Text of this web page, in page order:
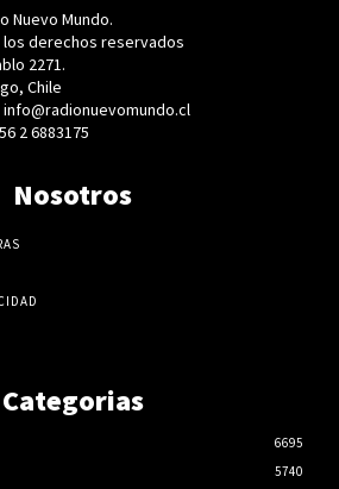
Nuevo Mundo.
los derechos reservados
2271.
Chile
info@radionuevomundo.cl
2 6883175
Nosotros
Categorias
6695
5740